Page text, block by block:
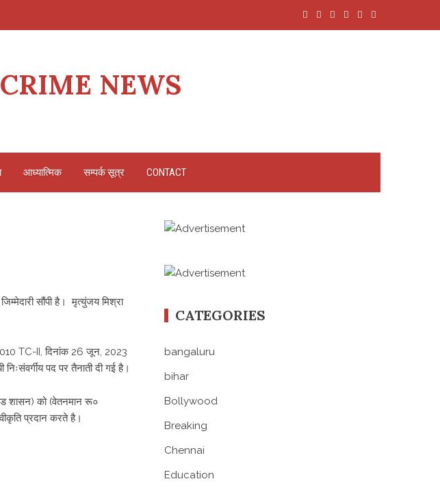
NEWS
आध्यात्मिक सम्पर्क सूत्र CONTACT
सौंपी है। मृत्युंजय मिश्रा
TC-II, दिनांक 26 जून, 2023
पद पर तैनाती दी गई है।
शासन) को (वेतनमान रू०
प्रदान करते है।
CATEGORIES
bangaluru
bihar
Bollywood
Breaking
Chennai
Education